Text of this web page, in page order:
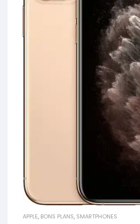
APPLE, BONS PLANS, SMARTPHONES